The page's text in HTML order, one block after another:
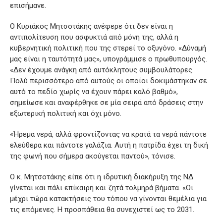
επισήμανε.
Ο Κυριάκος Μητσοτάκης ανέφερε ότι δεν είναι η
αντιπολίτευση που ασφυκτιά από μόνη της, αλλά η
κυβερνητική πολιτική που της στερεί το οξυγόνο. «Δύναμή
μας είναι η ταυτότητά μας», υπογράμμισε ο πρωθυπουργός.
«Δεν έχουμε ανάγκη από αυτόκλητους συμβουλάτορες.
Πολύ περισσότερο από αυτούς οι οποίοι δοκιμάστηκαν σε
αυτό το πεδίο χωρίς να έχουν πάρει καλό βαθμό»,
σημείωσε και αναφέρθηκε σε μία σειρά από δράσεις στην
εξωτερική πολιτική και όχι μόνο.
«Ήρεμα νερά, αλλά φροντίζοντας να κρατά τα νερά πάντοτε
ελεύθερα και πάντοτε γαλάζια. Αυτή η πατρίδα έχει τη δική
της φωνή που σήμερα ακούγεται παντού», τόνισε.
Ο κ. Μητσοτάκης είπε ότι η ιδρυτική διακήρυξη της ΝΔ
γίνεται και πάλι επίκαιρη και ζητά τολμηρά βήματα. «Οι
μέχρι τώρα κατακτήσεις του τόπου να γίνονται θεμέλια για
τις επόμενες. Η προσπάθεια θα συνεχιστεί ως το 2031.